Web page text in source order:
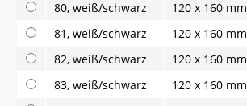
80, weiß/schwarz
120 x 160 mm
81, weiß/schwarz
120 x 160 mm
82, weiß/schwarz
120 x 160 mm
83, weiß/schwarz
120 x 160 mm